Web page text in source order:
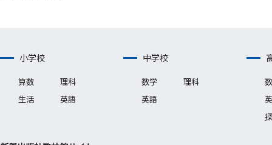
小学校
算数
理科
生活
英語
中学校
数学
理科
英語